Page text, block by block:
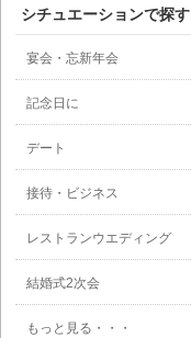
シチュエーションで探す
宴会・忘新年会
記念日に
デート
接待・ビジネス
レストランウエディング
結婚式2次会
もっと見る・・・